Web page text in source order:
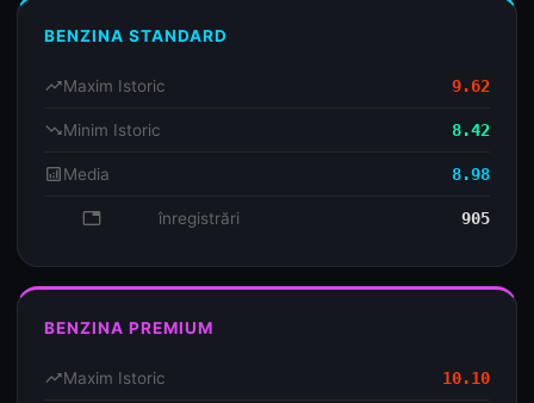
BENZINA STANDARD
trending_upMaxim Istoric 9.62
trending_downMinim Istoric 8.42
analyticsMedia 8.98
database înregistrări 905
BENZINA PREMIUM
trending_upMaxim Istoric 10.10